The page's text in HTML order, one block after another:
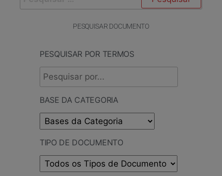
PESQUISAR DOCUMENTO
PESQUISAR POR TERMOS
BASE DA CATEGORIA
TIPO DE DOCUMENTO